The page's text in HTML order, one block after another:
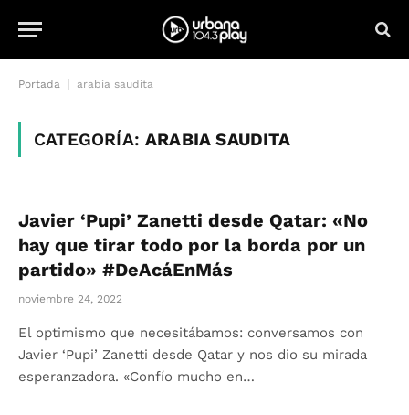
Portada arabia saudita
CATEGORÍA:ARABIA SAUDITA
Javier ‘Pupi’ Zanetti desde Qatar: «No
hay que tirar todo por la borda por un
partido» #DeAcáEnMás
noviembre 24, 2022
El optimismo que necesitábamos: conversamos con
Javier ‘Pupi’ Zanetti desde Qatar y nos dio su mirada
esperanzadora. «Confío mucho en…